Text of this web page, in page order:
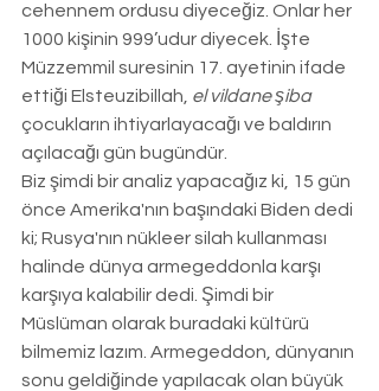
cehennem ordusu diyeceğiz. Onlar her
1000 kişinin 999’udur diyecek. İşte
Müzzemmil suresinin 17. ayetinin ifade
ettiği Elsteuzibillah, el vildane şiba
çocukların ihtiyarlayacağı ve baldırın
açılacağı gün bugündür.
Biz şimdi bir analiz yapacağız ki, 15 gün
önce Amerika'nın başındaki Biden dedi
ki; Rusya'nın nükleer silah kullanması
halinde dünya armegeddonla karşı
karşıya kalabilir dedi. Şimdi bir
Müslüman olarak buradaki kültürü
bilmemiz lazım. Armegeddon, dünyanın
sonu geldiğinde yapılacak olan büyük